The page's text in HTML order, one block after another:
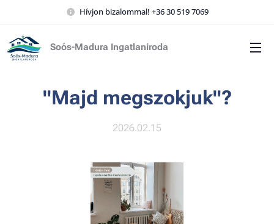
Hívjon bizalommal! +36 30 519 7069
Soós-Madura Ingatlaniroda
"Majd megszokjuk"?
2026.02.15